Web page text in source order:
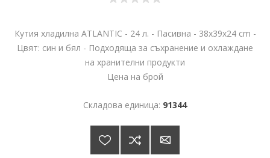
Кутия хладилна ATLANTIC - 24 л. - Пасивна - 38х39х24 cm -
Цвят: син и бял - Подходяща за съхранение и охлаждане
на хранителни продукти
Цена на брой
Складова единица: 91344